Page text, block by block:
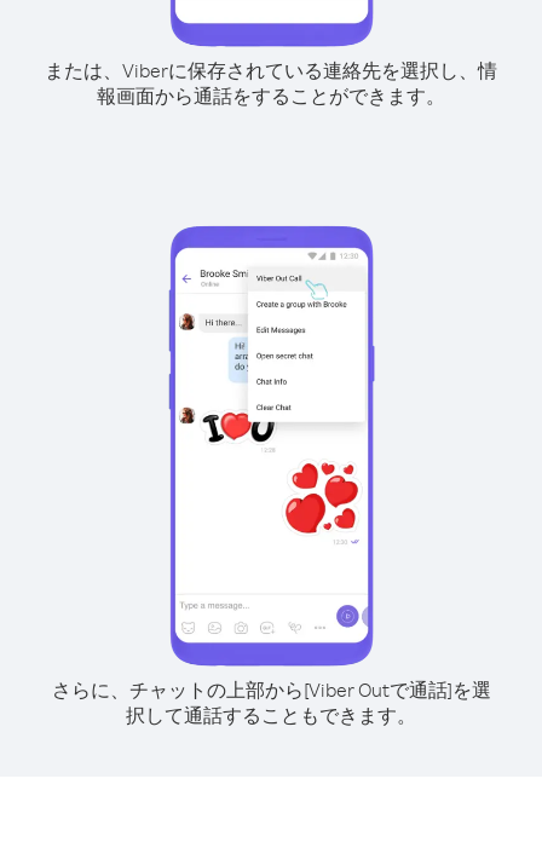
または、Viberに保存されている連絡先を選択し、情
報画面から通話をすることができます。
さらに、チャットの上部から[Viber Outで通話]を選
択して通話することもできます。